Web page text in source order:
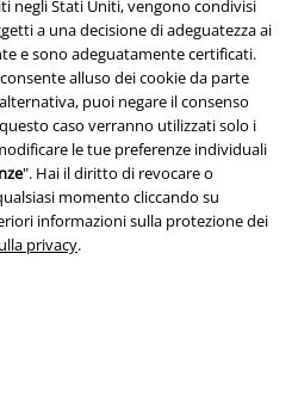
negli Stati Uniti, vengono condivisi
a una decisione di adeguatezza ai
e sono adeguatamente certificati.
alluso dei cookie da parte
puoi negare il consenso
caso verranno utilizzati solo i
le tue preferenze individuali
". Hai il diritto di revocare o
momento cliccando su
informazioni sulla protezione dei
privacy.